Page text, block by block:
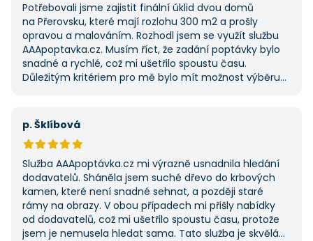
Potřebovali jsme zajistit finální úklid dvou domů
na Přerovsku, které mají rozlohu 300 m2 a prošly
opravou a malováním. Rozhodl jsem se využít službu
AAApoptavka.cz. Musím říct, že zadání poptávky bylo
snadné a rychlé, což mi ušetřilo spoustu času.
Důležitým kritériem pro mě bylo mít možnost výběru
první, ale se službou jsem byl spokojený, protože mi
umožnila najít rychlé řešení. Vše proběhlo v pořádku
a příště jejich službu využiji znovu.
p. Šklíbová
Služba AAApoptávka.cz mi výrazně usnadnila hledání
dodavatelů. Sháněla jsem suché dřevo do krbových
kamen, které není snadné sehnat, a později staré
rámy na obrazy. V obou případech mi přišly nabídky
od dodavatelů, což mi ušetřilo spoustu času, protože
jsem je nemusela hledat sama. Tato služba je skvělá